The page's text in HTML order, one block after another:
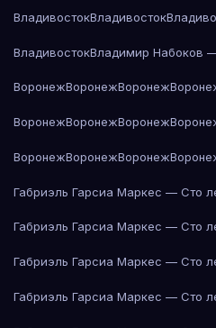
ВладивостокВладивосток
ВладивостокВладимир Набоков
ВоронежВоронежВоронеж
ВоронежВоронежВоронеж
ВоронежВоронежВоронеж
Габриэль Гарсиа Маркес — Сто
Габриэль Гарсиа Маркес — Сто
Габриэль Гарсиа Маркес — Сто
Габриэль Гарсиа Маркес — Сто